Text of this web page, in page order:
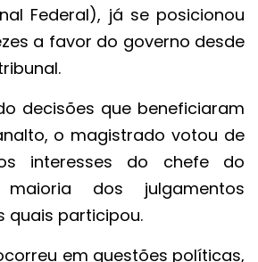
Federal), já se posicionou
a favor do governo desde
decisões que beneficiaram
o magistrado votou de
interesses do chefe do
dos julgamentos
quais participou.
em questões políticas,